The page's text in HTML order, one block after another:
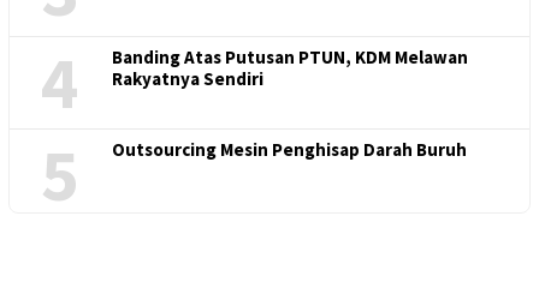
4
Banding Atas Putusan PTUN, KDM Melawan
Rakyatnya Sendiri
5 Outsourcing Mesin Penghisap Darah Buruh